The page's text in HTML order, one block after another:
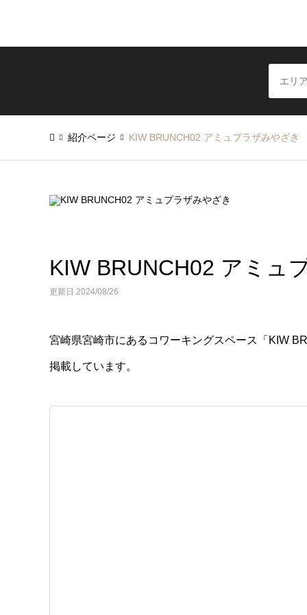
紹介ページ KIW BRUNCH02 アミュプラザみやざき
KIW BRUNCH02 アミュ
更新日 2024/08/26
宮崎県宮崎市にあるコワーキングスペース「KIW
掲載しています。